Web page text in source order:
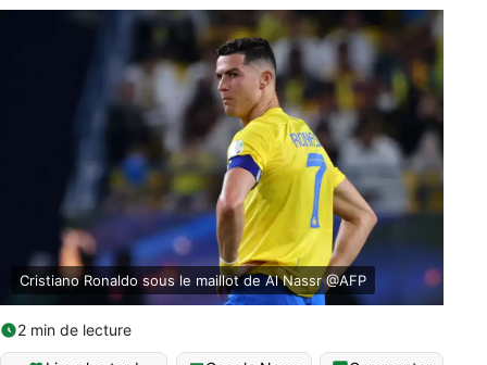
Cristiano Ronaldo sous le maillot de Al Nassr @AFP
2 min de lecture